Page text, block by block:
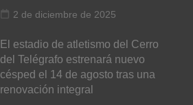
2 de diciembre de 2025
El estadio de atletismo del Cerro
del Telégrafo estrenará nuevo
césped el 14 de agosto tras una
renovación integral